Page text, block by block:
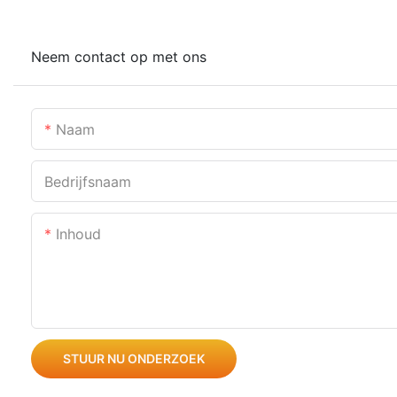
Neem contact op met ons
Naam
Bedrijfsnaam
Inhoud
STUUR NU ONDERZOEK